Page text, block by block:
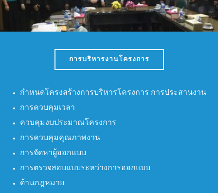
การบริหารงานโครงการ
กำหนดโครงสร้างการบริหารโครงการ การประสานงาน
การควบคุมเวลา
ควบคุมงบประมาณโครงการ
การควบคุมคุณภาพงาน
การจัดหาผู้ออกแบบ
การตรวจสอบแบบระหว่างการออกแบบ
ด้านกฎหมาย